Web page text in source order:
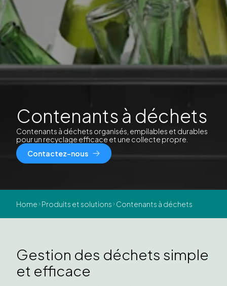
Offres d'emploiNos bureauxBrochures Media centerEvents
Rapports obligations
Contenants à déchets
Contenants à déchets organisés, empilables et durables
pour un recyclage efficace et une collecte propre.
Contactez-nous
Home Produits et solutions Contenants à déchets
Gestion des déchets simple
et efficace